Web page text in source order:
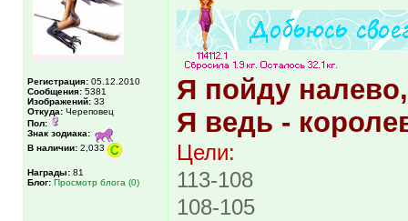
Регистрация: 05.12.2010
Сообщения: 5381
Изображений: 33
Откуда: Череповец
Пол:
Знак зодиака:
В наличии: 2,033
Награды: 81
Блог: Просмотр блога (0)
Я пойду
Я ведь -
Цели:
113-108
108-105